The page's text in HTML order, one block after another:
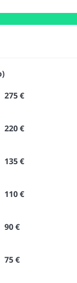
275 €
220 €
135 €
110 €
90 €
75 €